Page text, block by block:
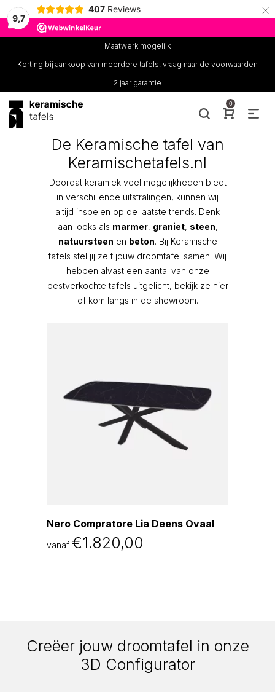
9,7
407 Reviews ×
Maatwerk mogelijk
Korting bij aankoop van meerdere tafels, vraag naar de voorwaarden
2 jaar garantie
0
De Keramische tafel van
Keramischetafels.nl
Doordat keramiek veel mogelijkheden biedt
in verschillende uitstralingen, kunnen wij
altijd inspelen op de laatste trends. Denk
aan looks als marmer, graniet, steen,
natuursteen en beton. Bij Keramische
tafels stel jij zelf jouw droomtafel samen. Wij
hebben alvast een aantal van onze
bestverkochte tafels uitgelicht, bekijk ze hier
of kom langs in de showroom.
Nero Compratore Lia Deens Ovaal
vanaf €1.820,00
Creëer jouw droomtafel in onze
3D Configurator